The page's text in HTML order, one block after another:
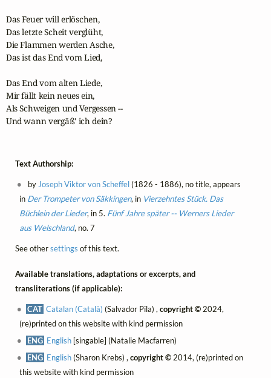
Das Feuer will erlöschen,
Das letzte Scheit verglüht,
Die Flammen werden Asche,
Das ist das End vom Lied,
Das End vom alten Liede,
Mir fällt kein neues ein,
Als Schweigen und Vergessen --
Und wann vergäß' ich dein?
Text Authorship:
by Joseph Viktor von Scheffel(1826 - 1886), no title, appears
in Der Trompeter von Säkkingen, in Vierzehntes Stück. Das
Büchlein der Lieder, in 5. Fünf Jahre später -- Werners Lieder
aus Welschland, no. 7
See othersettings of this text.
Available translations, adaptations or excerpts, and
transliterations (if applicable):
CAT Catalan (Català) (Salvador Pila) ,copyright © 2024,
(re)printed on this website with kind permission
ENG English [singable] (Natalie Macfarren)
ENG English(Sharon Krebs) ,copyright ©2014, (re)printed on
this website with kind permission